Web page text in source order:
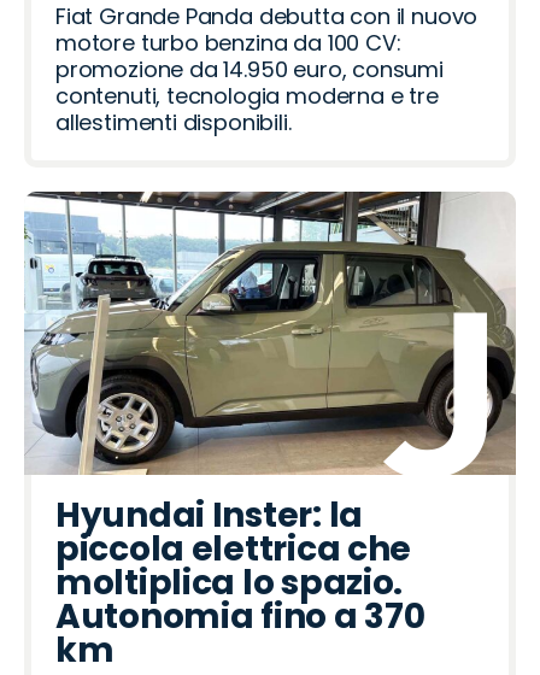
Fiat Grande Panda debutta con il nuovo
motore turbo benzina da 100 CV:
promozione da 14.950 euro, consumi
contenuti, tecnologia moderna e tre
allestimenti disponibili.
Hyundai Inster: la
piccola elettrica che
moltiplica lo spazio.
Autonomia fino a 370
km